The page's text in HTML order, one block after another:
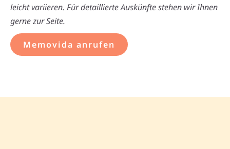
leicht variieren. Für detaillierte Auskünfte stehen wir Ihnen
gerne zur Seite.
Memovida anrufen